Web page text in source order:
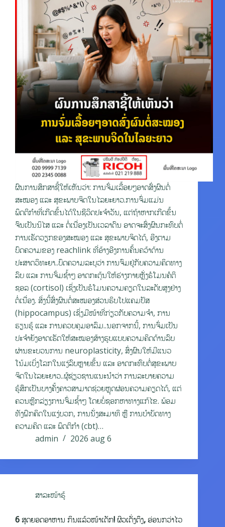
ຜົນການສຶກສາຊີ້ໃຫ້ເຫັນວ່າ: ການຈົ່ມເລື້ອຍໆອາດສົ່ງຜົນຕໍ່
ສະໝອງ ແລະ ສຸຂະພາບຈິດໃນໄລຍະຍາວ.ການຈົ່ມແມ່ນ
ພຶດຕິກຳທີ່ເກີດຂຶ້ນໄດ້ໃນຊີວິດປະຈຳວັນ, ແຕ່ຖ້າຫາກເກີດຂຶ້ນ
ຈົນເປັນນິໄສ ແລະ ຕໍ່ເນື່ອງເປັນເວລາດົນ ອາດຈະສົ່ງຜົນກະທົບຕໍ່
ການເຮັດວຽກຂອງສະໝອງ ແລະ ສຸຂະພາບຈິດໄດ້, ອີງຕາມ
ບົດຄວາມຂອງ reachlink ທີ່ອ້າງອີງການຄົ້ນຄວ້າດ້ານ
ປະສາດວິທະຍາ..ບົດຄວາມລະບຸວ່າ ການຈົມຢູ່ກັບຄວາມຄິດທາງ
ລົບ ແລະ ການຈົ່ມຊ້ຳໆ ອາດກະຕຸ້ນໃຫ້ຮ່າງກາຍຫຼັ່ງຮໍໂມນຄໍຕິ
ຊອລ (cortisol) ເຊິ່ງເປັນຮໍໂມນຄວາມຄຽດໃນລະດັບສູງຢ່າງ
ຕໍ່ເນື່ອງ. ສິ່ງນີ້ສົ່ງຜົນຕໍ່ສະໝອງສ່ວນຮິບໂປແຄມປັສ
(hippocampus) ເຊິ່ງມີໜ້າທີ່ກ່ຽວກັບຄວາມຈຳ, ການ
ຮຽນຮູ້ ແລະ ການຄວບຄຸມອາລົມ..ນອກຈາກນີ້, ການຈົ່ມເປັນ
ປະຈຳຍັງອາດເຮັດໃຫ້ສະໝອງສ້າງຮູບແບບຄວາມຄິດດ້ານລົບ
ຜ່ານຂະບວນການ neuroplasticity, ສົ່ງຜົນໃຫ້ມີແນວ
ໂນ້ມເບິ່ງໂລກໃນແງ່ລົບຫຼາຍຂຶ້ນ ແລະ ອາດກະທົບຕໍ່ສຸຂະພາບ
ຈິດໃນໄລຍະຍາວ..ຜູ້ຊ່ຽວຊານແນະນຳວ່າ ການລະບາຍຄວາມ
ຮູ້ສຶກເປັນບາງຄັ້ງຄາວສາມາດຊ່ວຍຫຼຸດຜ່ອນຄວາມຄຽດໄດ້, ແຕ່
ຄວນຫຼີກລ່ຽງການຈົ່ມຊ້ຳໆ ໂດຍບໍ່ຊອກຫາທາງແກ້ໄຂ. ພ້ອມ
ທັງຝຶກຄິດໃນແງ່ບວກ, ການນັ່ງສະມາທິ ຫຼື ການບຳບັດທາງ
ຄວາມຄິດ ແລະ ພຶດຕິກຳ (cbt)…
admin
2026 aug 6
ສາລະໜ້າຮູ້
6 ສຸດຍອດອາຫານ ກິນແລ້ວໜ້າເດັກ! ຜິວເຕັ່ງຕຶງ, ອ່ອນກວ່າໄວ